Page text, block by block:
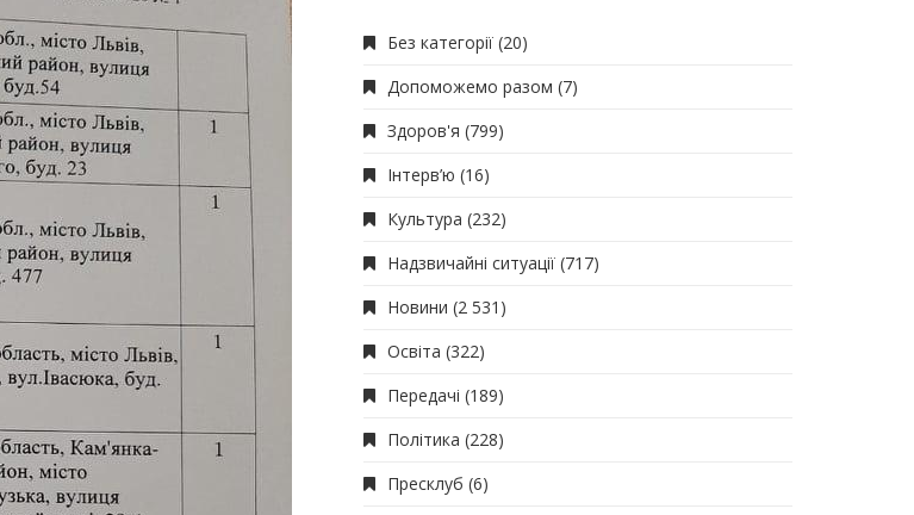
Без категорії (20)
Допоможемо разом (7)
Здоров'я (799)
Інтерв’ю (16)
Культура (232)
Надзвичайні ситуації (717)
Новини (2 531)
Освіта (322)
Передачі (189)
Політика (228)
Пресклуб (6)